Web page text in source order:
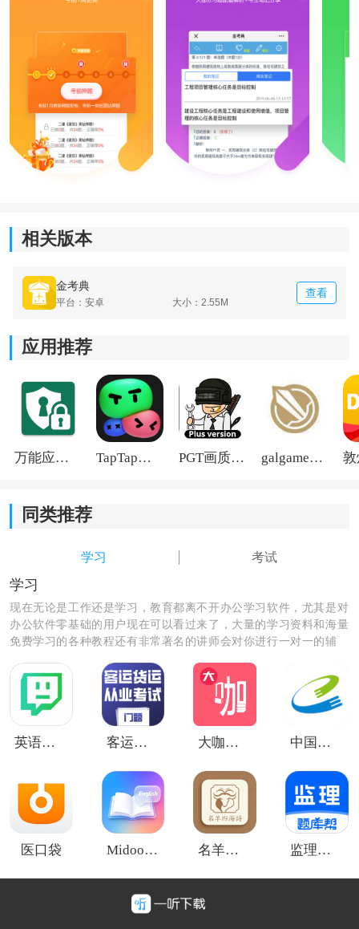
《金考典题库》软件亮点：
1.金考典题库及时更新试题，以适应最新的考试变化，确
2.软件提供完整的答题系统，根据最新考试大纲编写，帮
助考生深入了解考试内容，并提供答题技巧和解析。
3.软件拥有丰富的练习题、历年试题、模拟题和考前预
测，真实模拟考试环境，帮助考生熟悉考试形式和节
4.考生可以针对高考准备进行系统的复习规划，确保各科
目的内容全面覆盖。
相关版本
金考典
平台：安卓 大小：2.55M
查看
应用推荐
万能应用隐藏 TapTap国际版2026 PGT画质助手旧版 galgame游戏盒子2026
同类推荐
学习 考试
学习
现在无论是工作还是学习，教育都离不开办公学习软件，尤其是对
办公软件零基础的用户现在可以看过来了，大量的学习资料和海量
免费学习的各种教程还有非常著名的讲师会对你进行一对一的辅
英语小书桌 客运货运从业考试门题 大咖素质 中国移动网上大学
医口袋 Midoo学英语 名羊四海诗 监理工程师题库帮